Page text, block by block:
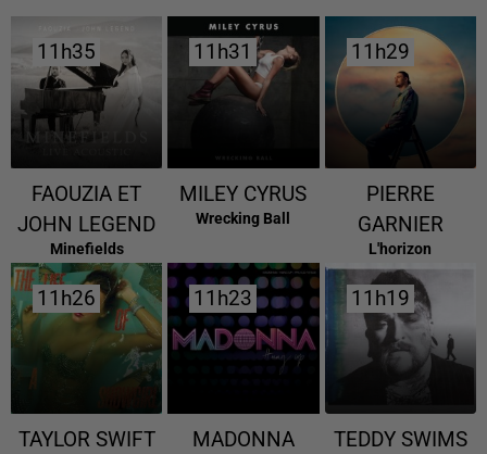
11h35
11h35
FAOUZIA ET
JOHN LEGEND
Minefields
11h31
11h31
MILEY CYRUS
Wrecking Ball
11h29
11h29
PIERRE
GARNIER
L'horizon
11h26
11h26
TAYLOR SWIFT
11h23
11h23
MADONNA
11h19
11h19
TEDDY SWIMS